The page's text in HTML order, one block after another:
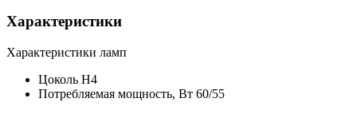
Характеристики
Характеристики ламп
Цоколь H4
Потребляемая мощность, Вт 60/55